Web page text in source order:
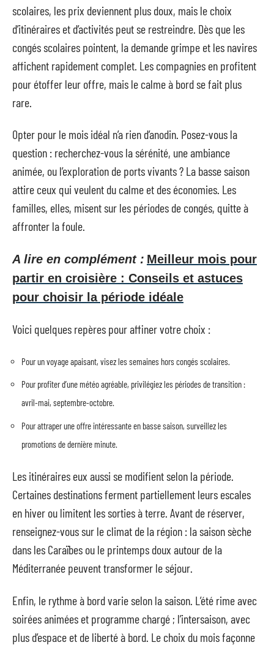
scolaires, les prix deviennent plus doux, mais le choix
d’itinéraires et d’activités peut se restreindre. Dès que les
congés scolaires pointent, la demande grimpe et les navires
affichent rapidement complet. Les compagnies en profitent
pour étoffer leur offre, mais le calme à bord se fait plus
rare.
Opter pour le mois idéal n’a rien d’anodin. Posez-vous la
question : recherchez-vous la sérénité, une ambiance
animée, ou l’exploration de ports vivants ? La basse saison
attire ceux qui veulent du calme et des économies. Les
familles, elles, misent sur les périodes de congés, quitte à
affronter la foule.
A lire en complément : Meilleur mois pour
partir en croisière : Conseils et astuces
pour choisir la période idéale
Voici quelques repères pour affiner votre choix :
Pour un voyage apaisant, visez les semaines hors congés scolaires.
Pour profiter d’une météo agréable, privilégiez les périodes de transition :
avril-mai, septembre-octobre.
Pour attraper une offre intéressante en basse saison, surveillez les
promotions de dernière minute.
Les itinéraires eux aussi se modifient selon la période.
Certaines destinations ferment partiellement leurs escales
en hiver ou limitent les sorties à terre. Avant de réserver,
renseignez-vous sur le climat de la région : la saison sèche
dans les Caraïbes ou le printemps doux autour de la
Méditerranée peuvent transformer le séjour.
Enfin, le rythme à bord varie selon la saison. L’été rime avec
soirées animées et programme chargé ; l’intersaison, avec
plus d’espace et de liberté à bord. Le choix du mois façonne